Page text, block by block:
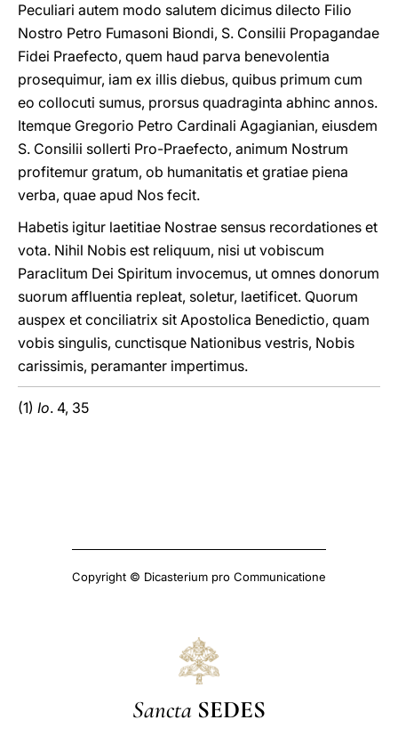
Peculiari autem modo salutem dicimus dilecto Filio
Nostro Petro Fumasoni Biondi, S. Consilii Propagandae
Fidei Praefecto, quem haud parva benevolentia
prosequimur, iam ex illis diebus, quibus primum cum
eo collocuti sumus, prorsus quadraginta abhinc annos.
Itemque Gregorio Petro Cardinali Agagianian, eiusdem
S. Consilii sollerti Pro-Praefecto, animum Nostrum
profitemur gratum, ob humanitatis et gratiae piena
verba, quae apud Nos fecit.
Habetis igitur laetitiae Nostrae sensus recordationes et
vota. Nihil Nobis est reliquum, nisi ut vobiscum
Paraclitum Dei Spiritum invocemus, ut omnes donorum
suorum affluentia repleat, soletur, laetificet. Quorum
auspex et conciliatrix sit Apostolica Benedictio, quam
vobis singulis, cunctisque Nationibus vestris, Nobis
carissimis, peramanter impertimus.
(1) Io. 4, 35
Copyright © Dicasterium pro Communicatione
Sancta SEDES